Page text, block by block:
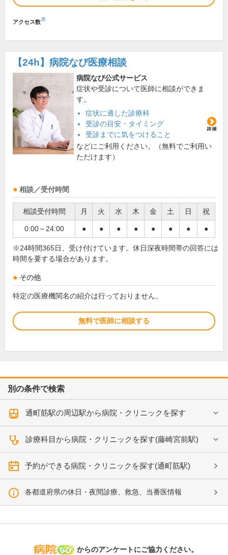
アクセス数※
【24h】 病院なび医療相談
病院なび公式サービス
症状や受診について医師に相談ができま
す。
症状に適した診療科
受診の目安・タイミング
受診までに気をつけること
などにご利用ください。（無料でご利用い
ただけます）
相談／受付時間
相談受付時間 月 火 水 木 金 土 日 祝
0:00～24:00 ● ● ● ● ● ● ● ●
※24時間365日、受け付けています。休日深夜時間帯の回答には
時間を要する場合があります。
その他
特定の医療機関名の紹介は行っておりません。
無料で医師に相談する
別の条件で検索
通町筋駅の周辺駅から病院・クリニックを探す
診療科目から病院・クリニックを探す(藤崎宮前駅)
予約ができる病院・クリニックを探す(通町筋駅)
各都道府県の休日・夜間診療、救急、当番医情報
病院なび
からのアンケートにご協力ください。